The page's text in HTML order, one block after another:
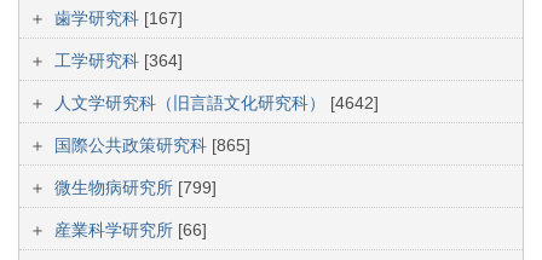
歯学研究科 [167]
工学研究科 [364]
人文学研究科（旧言語文化研究科） [4642]
国際公共政策研究科 [865]
微生物病研究所 [799]
産業科学研究所 [66]